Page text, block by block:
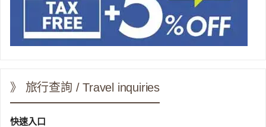
》 旅行查詢 / Travel inquiries
快速入口